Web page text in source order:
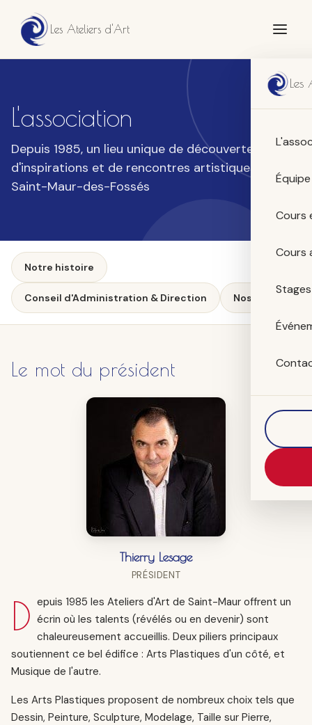
Les Ateliers d'Art
Les
Cours
Cours
Stages
L'association
Depuis 1985, un lieu unique de découvertes,
d'inspirations et de rencontres artistiques à
Saint-Maur-des-Fossés
Notre histoire
Conseil d'Administration & Direction Nos lieux
Le mot du président
Thierry Lesage
PRÉSIDENT
D epuis 1985 les Ateliers d'Art de Saint-Maur offrent un
écrin où les talents (révélés ou en devenir) sont
chaleureusement accueillis. Deux piliers principaux
soutiennent ce bel édifice : Arts Plastiques d'un côté, et
Musique de l'autre.
Les Arts Plastiques proposent de nombreux choix tels que
Dessin, Peinture, Sculpture, Modelage, Taille sur Pierre,